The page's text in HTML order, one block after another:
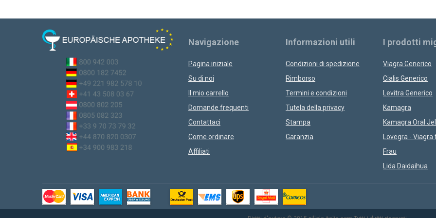
Navigazione
Pagina iniziale
Su di noi
Il mio carrello
Domande frequenti
Contattaci
Come ordinare
Affiliati
Informazioni utili
Condizioni di spedizione
Rimborso
Termini e condizioni
Tutela della privacy
Stampa
Garanzia
I prodotti
Viagra Generico
Cialis Generico
Levitra Generico
Kamagra
Kamagra Oral
Lovegra - Viagra
Frau
Lida Daidaihua